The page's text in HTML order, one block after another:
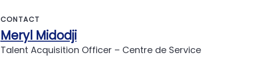
CONTACT
Meryl Midodji
Talent Acquisition Officer – Centre de Service